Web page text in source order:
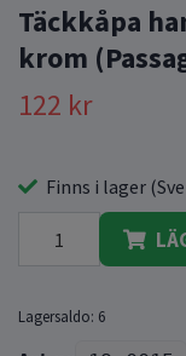
Täckkåpa
krom
122 kr
Finns i lager
Lagersaldo: 6